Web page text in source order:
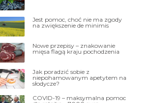
Jest pomoc, choć nie ma zgody
na zwiększenie de minimis
Nowe przepisy – znakowanie
mięsa flagą kraju pochodzenia
Jak poradzić sobie z
niepohamowanym apetytem na
słodycze?
COVID-19 – maksymalna pomoc